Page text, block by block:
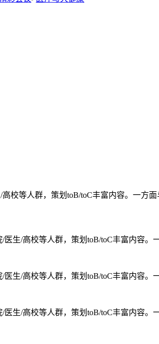
校等人群，策划toB/toC丰富内容。一方
医生/高校等人群，策划toB/toC丰富内容
医生/高校等人群，策划toB/toC丰富内容
医生/高校等人群，策划toB/toC丰富内容